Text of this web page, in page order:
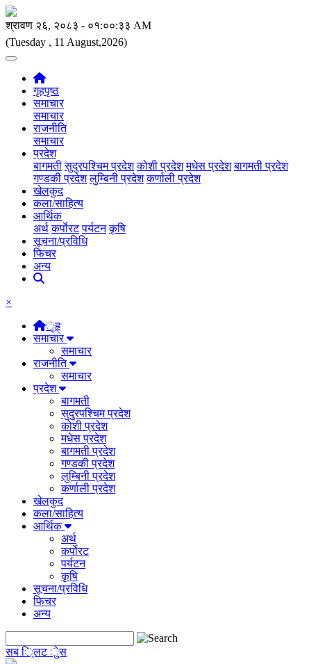
(Tuesday , 11 August,2026)
गृहपृष्ठ
समाचार
समाचार
राजनीति
समाचार
प्रदेश
बागमती सुदुरपश्चिम प्रदेश कोशी प्रदेश मधेस प्रदेश बागमती प्रदेश
गण्डकी प्रदेश लुम्बिनी प्रदेश कर्णाली प्रदेश
खेलकुद
कला/साहित्य
आर्थिक
अर्थ कर्पाेरट पर्यटन कृषि
सूचना/प्रविधि
फिचर
अन्य
×
ृहृ्
समाचार
समाचार
राजनीति
समाचार
प्रदेश
बागमती
सुदुरपश्चिम प्रदेश
कोशी प्रदेश
मधेस प्रदेश
बागमती प्रदेश
गण्डकी प्रदेश
लुम्बिनी प्रदेश
कर्णाली प्रदेश
खेलकुद
कला/साहित्य
आर्थिक
अर्थ
कर्पाेरट
पर्यटन
कृषि
सूचना/प्रविधि
फिचर
अन्य
सब ि्लट े्ुस